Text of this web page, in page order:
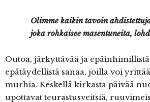
Olimme kaikin tavoin
joka rohkaisee masentuneita,
Outoa, järkyttävää ja
epätäydellistä sanaa, joilla voi
murhia. Keskellä kirkasta päivää
upottavat teurastusveitsiä,